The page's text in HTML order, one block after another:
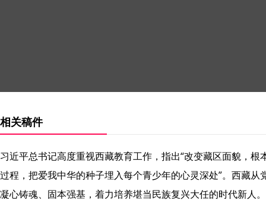
相关稿件
习近平总书记高度重视西藏教育工作，指出“改变藏区面貌，
过程，把爱我中华的种子埋入每个青少年的心灵深处”。西藏
凝心铸魂、固本强基，着力培养堪当民族复兴大任的时代新人